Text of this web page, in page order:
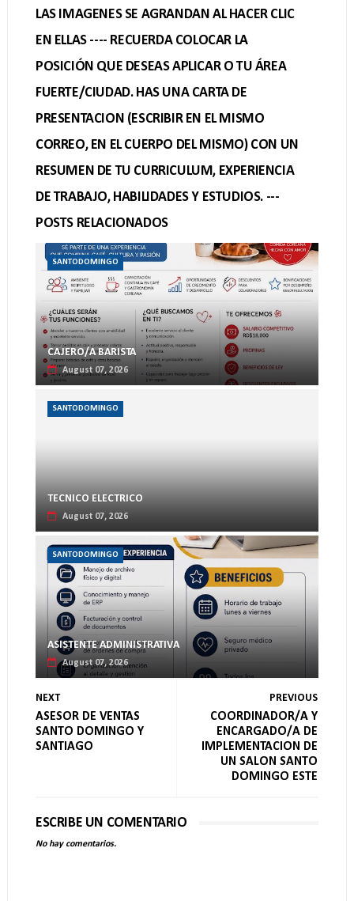
LAS IMAGENES SE AGRANDAN AL HACER CLIC
EN ELLAS ---- RECUERDA COLOCAR LA
POSICIÓN QUE DESEAS APLICAR O TU ÁREA
FUERTE/CIUDAD. HAS UNA CARTA DE
PRESENTACION (ESCRIBIR EN EL MISMO
CORREO, EN EL CUERPO DEL MISMO) CON UN
RESUMEN DE TU CURRICULUM, EXPERIENCIA
DE TRABAJO, HABILIDADES Y ESTUDIOS. ---
POSTS RELACIONADOS
SANTODOMINGO
CAJERO/A BARISTA
August 07, 2026
SANTODOMINGO
TECNICO ELECTRICO
August 07, 2026
SANTODOMINGO
ASISTENTE ADMINISTRATIVA
August 07, 2026
NEXT
ASESOR DE VENTAS
SANTO DOMINGO Y
SANTIAGO
PREVIOUS
COORDINADOR/A Y
ENCARGADO/A DE
IMPLEMENTACION DE
UN SALON SANTO
DOMINGO ESTE
ESCRIBE UN COMENTARIO
No hay comentarios.